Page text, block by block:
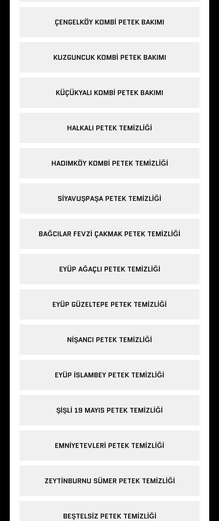
ÇENGELKÖY KOMBI PETEK BAKIMI
KUZGUNCUK KOMBI PETEK BAKIMI
KÜÇÜKYALI KOMBI PETEK BAKIMI
HALKALI PETEK TEMIZLIĞI
HADIMKÖY KOMBI PETEK TEMIZLIĞI
SIYAVUŞPAŞA PETEK TEMIZLIĞI
BAĞCILAR FEVZI ÇAKMAK PETEK TEMIZLIĞI
EYÜP AĞAÇLI PETEK TEMIZLIĞI
EYÜP GÜZELTEPE PETEK TEMIZLIĞI
NIŞANCI PETEK TEMIZLIĞI
EYÜP ISLAMBEY PETEK TEMIZLIĞI
ŞIŞLI 19 MAYIS PETEK TEMIZLIĞI
EMNIYETEVLERI PETEK TEMIZLIĞI
ZEYTINBURNU SÜMER PETEK TEMIZLIĞI
BEŞTELSIZ PETEK TEMIZLIĞI